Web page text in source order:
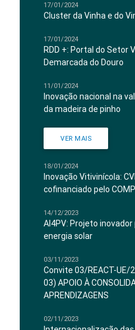
17/01/2024
Cluster da Vinha e do
17/01/2024
RDD +: Portal do Setor
Demarcada do Douro
11/01/2024
Inovação nacional na
da madeira de pinho
VER MAIS
18/01/2024
Inovação Vitivinícola:
cofinanciado pelo
14/12/2023
AI4PV: Projeto
energia solar
03/11/2023
Convite 03/REACT-UE/
03) APOIO À
APRENDIZAGENS
02/11/2023